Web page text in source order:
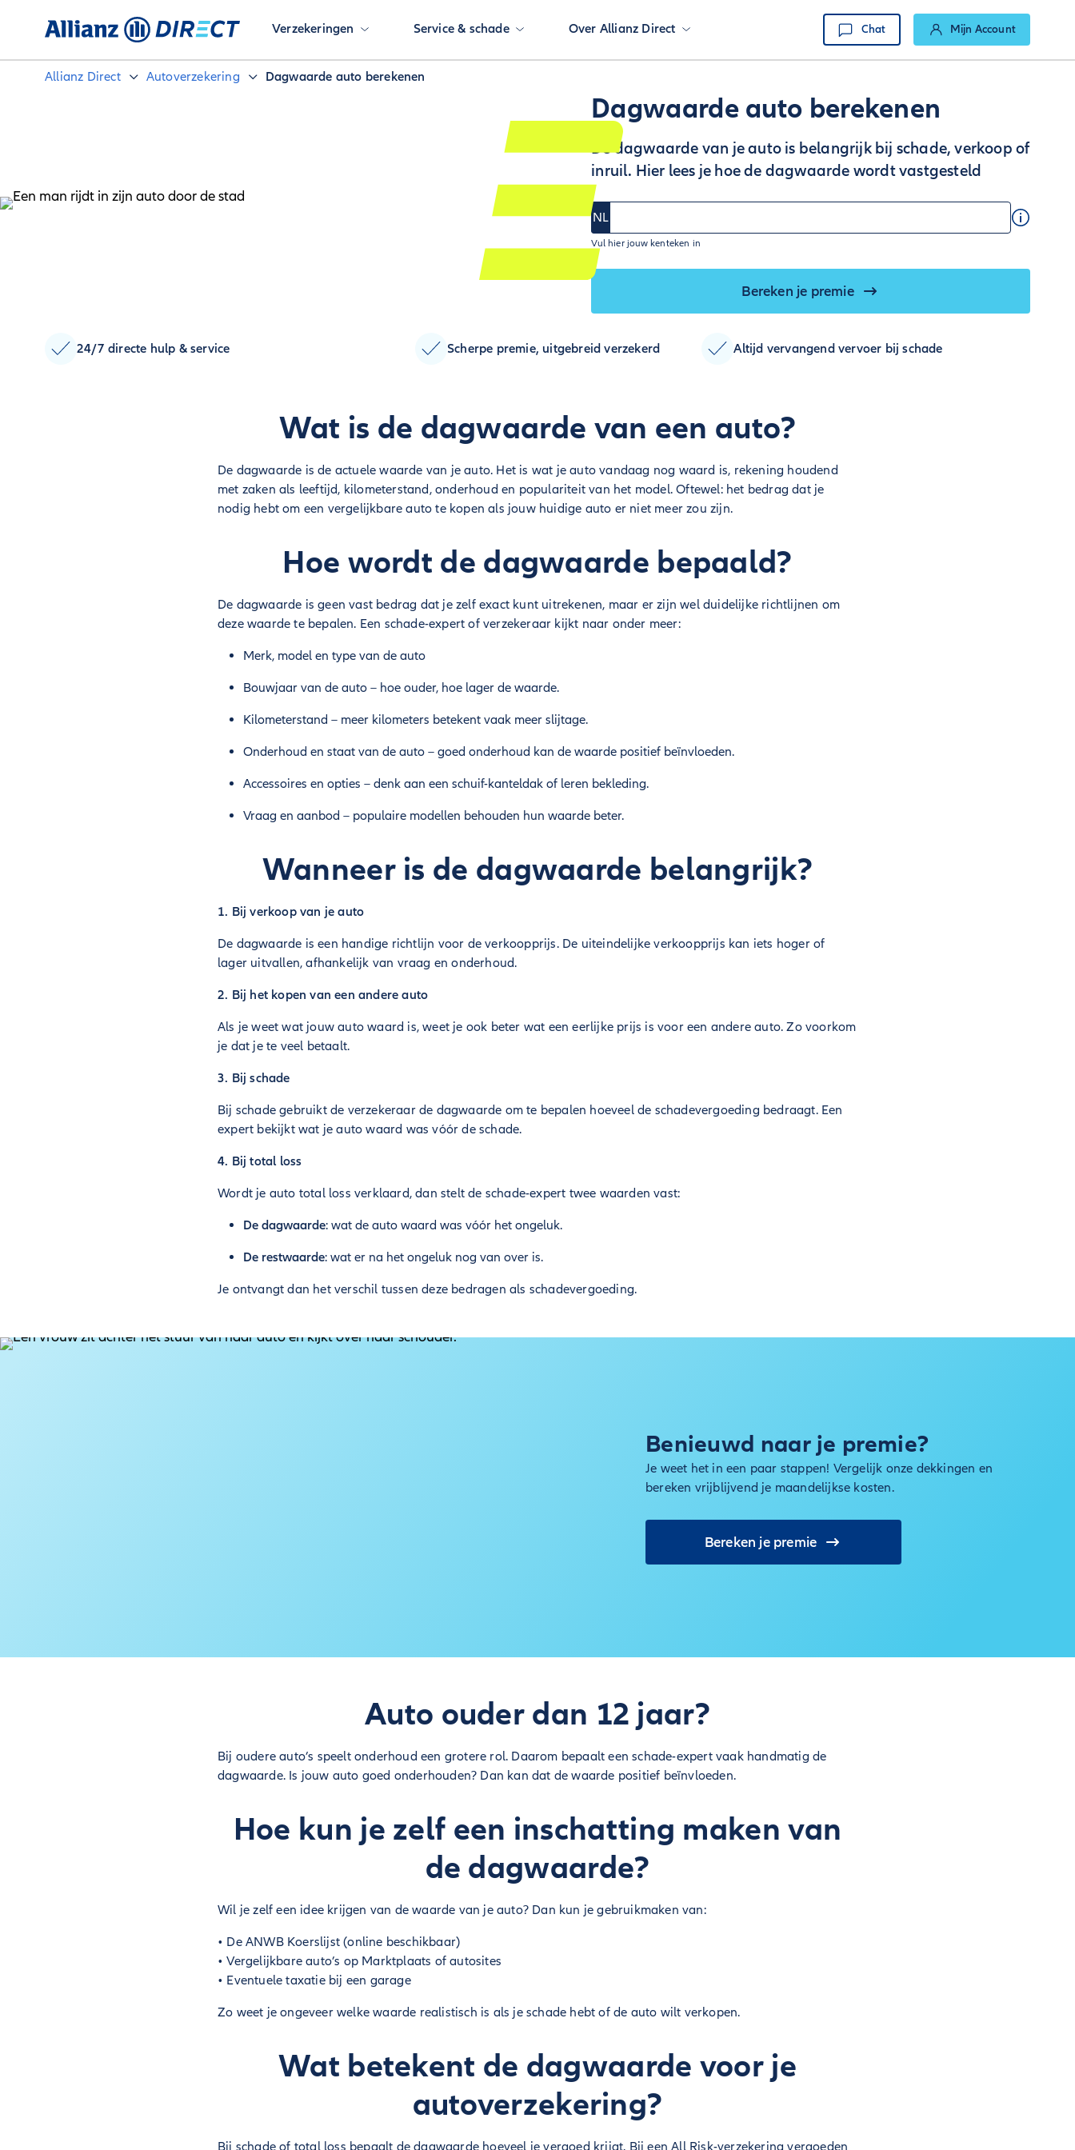
Verzekeringen Service & schade Over Allianz Direct Chat Mijn Account
Allianz Direct Autoverzekering Dagwaarde auto berekenen
Dagwaarde auto berekenen
De dagwaarde van je auto is belangrijk bij schade, verkoop of
inruil. Hier lees je hoe de dagwaarde wordt vastgesteld
NL
Vul hier jouw kenteken in
Bereken je premie
24/7 directe hulp & service Scherpe premie, uitgebreid verzekerd Altijd vervangend vervoer bij schade
Wat is de dagwaarde van een auto?
De dagwaarde is de actuele waarde van je auto. Het is wat je auto vandaag nog waard is, rekening houdend
met zaken als leeftijd, kilometerstand, onderhoud en populariteit van het model. Oftewel: het bedrag dat je
nodig hebt om een vergelijkbare auto te kopen als jouw huidige auto er niet meer zou zijn.
Hoe wordt de dagwaarde bepaald?
De dagwaarde is geen vast bedrag dat je zelf exact kunt uitrekenen, maar er zijn wel duidelijke richtlijnen om
deze waarde te bepalen. Een schade-expert of verzekeraar kijkt naar onder meer:
Merk, model en type van de auto
Bouwjaar van de auto – hoe ouder, hoe lager de waarde.
Kilometerstand – meer kilometers betekent vaak meer slijtage.
Onderhoud en staat van de auto – goed onderhoud kan de waarde positief beïnvloeden.
Accessoires en opties – denk aan een schuif-kanteldak of leren bekleding.
Vraag en aanbod – populaire modellen behouden hun waarde beter.
Wanneer is de dagwaarde belangrijk?
1. Bij verkoop van je auto
De dagwaarde is een handige richtlijn voor de verkoopprijs. De uiteindelijke verkoopprijs kan iets hoger of
lager uitvallen, afhankelijk van vraag en onderhoud.
2. Bij het kopen van een andere auto
Als je weet wat jouw auto waard is, weet je ook beter wat een eerlijke prijs is voor een andere auto. Zo voorkom
je dat je te veel betaalt.
3. Bij schade
Bij schade gebruikt de verzekeraar de dagwaarde om te bepalen hoeveel de schadevergoeding bedraagt. Een
expert bekijkt wat je auto waard was vóór de schade.
4. Bij total loss
Wordt je auto total loss verklaard, dan stelt de schade-expert twee waarden vast:
De dagwaarde: wat de auto waard was vóór het ongeluk.
De restwaarde: wat er na het ongeluk nog van over is.
Je ontvangt dan het verschil tussen deze bedragen als schadevergoeding.
Benieuwd naar je premie?
Je weet het in een paar stappen! Vergelijk onze dekkingen en
bereken vrijblijvend je maandelijkse kosten.
Bereken je premie
Auto ouder dan 12 jaar?
Bij oudere auto’s speelt onderhoud een grotere rol. Daarom bepaalt een schade-expert vaak handmatig de
dagwaarde. Is jouw auto goed onderhouden? Dan kan dat de waarde positief beïnvloeden.
Hoe kun je zelf een inschatting maken van
de dagwaarde?
Wil je zelf een idee krijgen van de waarde van je auto? Dan kun je gebruikmaken van:
• De ANWB Koerslijst (online beschikbaar)
• Vergelijkbare auto’s op Marktplaats of autosites
• Eventuele taxatie bij een garage
Zo weet je ongeveer welke waarde realistisch is als je schade hebt of de auto wilt verkopen.
Wat betekent de dagwaarde voor je
autoverzekering?
Bij schade of total loss bepaalt de dagwaarde hoeveel je vergoed krijgt. Bij een All Risk-verzekering vergoeden